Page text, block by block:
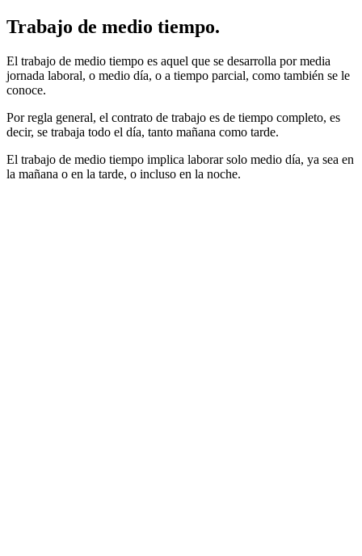
Trabajo de medio tiempo.
El trabajo de medio tiempo es aquel que se desarrolla por media
jornada laboral, o medio día, o a tiempo parcial, como también se le
conoce.
Por regla general, el contrato de trabajo es de tiempo completo, es
decir, se trabaja todo el día, tanto mañana como tarde.
El trabajo de medio tiempo implica laborar solo medio día, ya sea en
la mañana o en la tarde, o incluso en la noche.